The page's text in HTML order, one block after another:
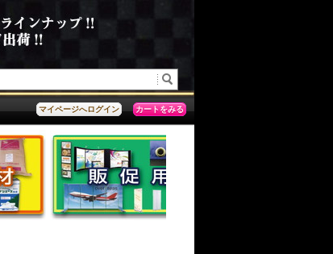
マイページへログイン カートをみる